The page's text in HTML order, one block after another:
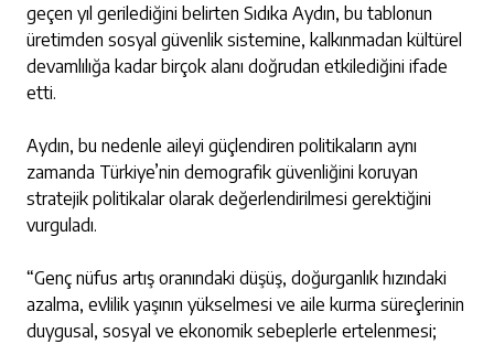
geçen yıl gerilediğini belirten Sıdıka Aydın, bu tablonun
üretimden sosyal güvenlik sistemine, kalkınmadan kültürel
devamlılığa kadar birçok alanı doğrudan etkilediğini ifade
etti.
Aydın, bu nedenle aileyi güçlendiren politikaların aynı
zamanda Türkiye’nin demografik güvenliğini koruyan
stratejik politikalar olarak değerlendirilmesi gerektiğini
vurguladı.
“Genç nüfus artış oranındaki düşüş, doğurganlık hızındaki
azalma, evlilik yaşının yükselmesi ve aile kurma süreçlerinin
duygusal, sosyal ve ekonomik sebeplerle ertelenmesi;